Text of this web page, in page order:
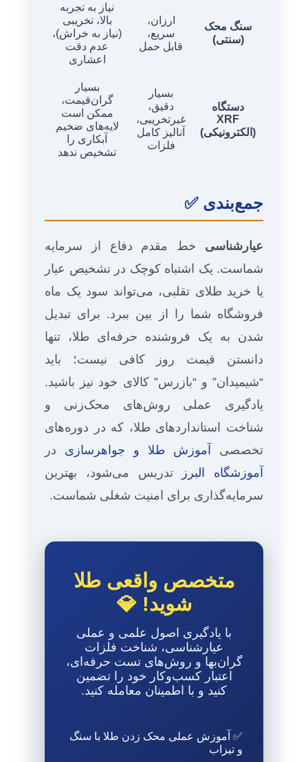
سنگ محک
(سنتی)
ارزان،
سریع،
قابل حمل
نیاز به تجربه
بالا، تخریبی
(نیاز به خراش)،
عدم دقت
اعشاری
دستگاه
XRF
(الکترونیکی)
بسیار
دقیق،
غیرتخریبی،
آنالیز کامل
فلزات
بسیار
گران‌قیمت،
ممکن است
لایه‌های ضخیم
آبکاری را
تشخیص ندهد
جمع‌بندی ✅
عیارشناسی خط مقدم دفاع از سرمایه
شماست. یک اشتباه کوچک در تشخیص عیار
یا خرید طلای تقلبی، می‌تواند سود یک ماه
فروشگاه شما را از بین ببرد. برای تبدیل
شدن به یک فروشنده حرفه‌ای طلا، تنها
دانستن قیمت روز کافی نیست؛ باید
“شیمیدان” و “بازرس” کالای خود نیز باشید.
یادگیری عملی روش‌های محک‌زنی و
شناخت استانداردهای طلا، که در دوره‌های
تخصصی آموزش طلا و جواهرسازی در
آموزشگاه البرز
تدریس می‌شود، بهترین
سرمایه‌گذاری برای امنیت شغلی شماست.
متخصص واقعی طلا
شوید! 💎
با یادگیری اصول علمی و عملی
عیارشناسی، شناخت فلزات
گران‌بها و روش‌های تست حرفه‌ای،
اعتبار کسب‌وکار خود را تضمین
کنید و با اطمینان معامله کنید.
✅ آموزش عملی محک زدن طلا با سنگ
و تیزاب